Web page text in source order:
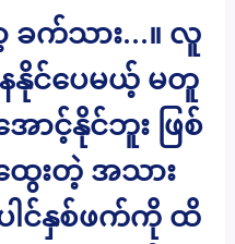
ခက်သား…။ လူ
နိုင်ပေမယ့် မတူ
ာင့်နိုင်ဘူး ဖြစ်
ေးတဲ့ အသား
င်နှစ်ဖက်ကို ထိ